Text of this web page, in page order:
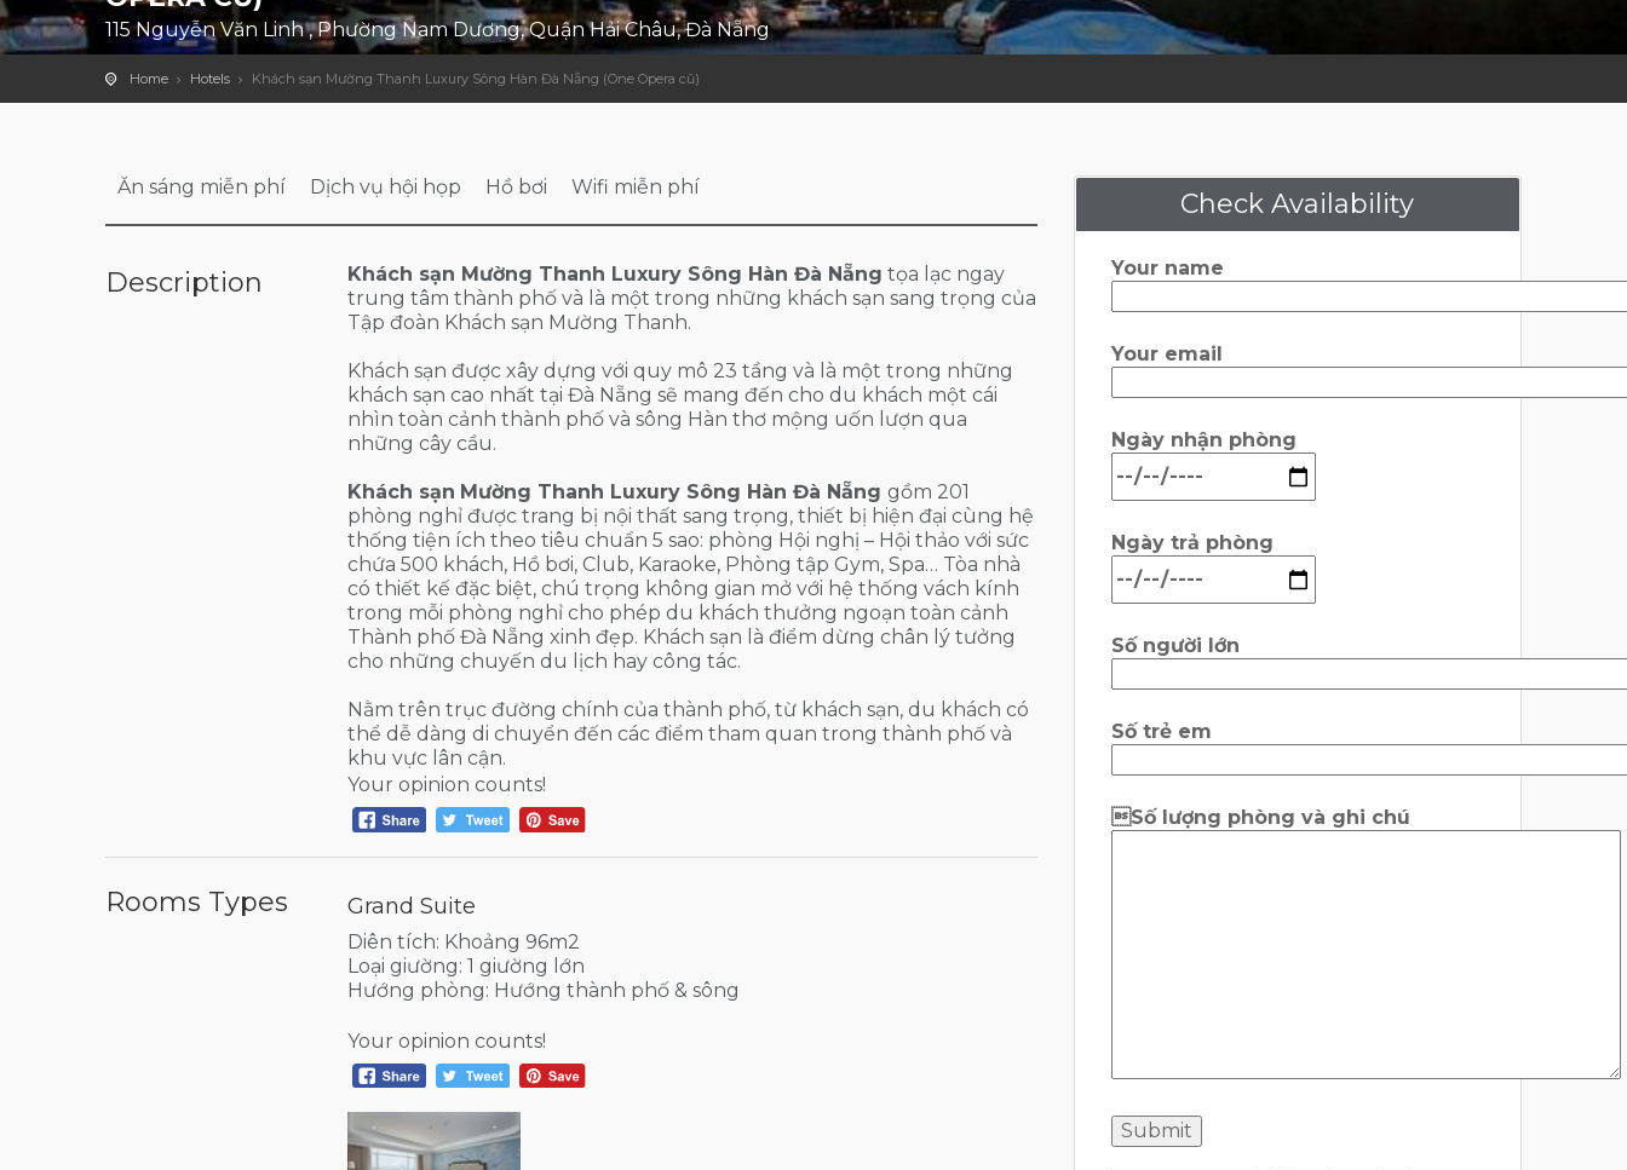
115 Nguyễn Văn Linh , Phường Nam Dương, Quận Hải Châu, Đà Nẵng
Home Hotels Khách sạn Mường Thanh Luxury Sông Hàn Đà Nẵng (One Opera cũ)
Ăn sáng miễn phí Dịch vụ hội họp Hồ bơi Wifi miễn phí
Description Khách sạn Mường Thanh Luxury Sông Hàn Đà Nẵng tọa lạc ngay
trung tâm thành phố và là một trong những khách sạn sang trọng của
Tập đoàn Khách sạn Mường Thanh.
Khách sạn được xây dựng với quy mô 23 tầng và là một trong những
khách sạn cao nhất tại Đà Nẵng sẽ mang đến cho du khách một cái
nhìn toàn cảnh thành phố và sông Hàn thơ mộng uốn lượn qua
những cây cầu.
Khách sạn Mường Thanh Luxury Sông Hàn Đà Nẵng gồm 201
phòng nghỉ được trang bị nội thất sang trọng, thiết bị hiện đại cùng hệ
thống tiện ích theo tiêu chuẩn 5 sao: phòng Hội nghị – Hội thảo với sức
chứa 500 khách, Hồ bơi, Club, Karaoke, Phòng tập Gym, Spa… Tòa nhà
có thiết kế đặc biệt, chú trọng không gian mở với hệ thống vách kính
trong mỗi phòng nghỉ cho phép du khách thưởng ngoạn toàn cảnh
Thành phố Đà Nẵng xinh đẹp. Khách sạn là điểm dừng chân lý tưởng
cho những chuyến du lịch hay công tác.
Nằm trên trục đường chính của thành phố, từ khách sạn, du khách có
thể dễ dàng di chuyển đến các điểm tham quan trong thành phố và
khu vực lân cận.
Your opinion counts!
Rooms Types Grand Suite
Diên tích: Khoảng 96m2
Loại giường: 1 giường lớn
Hướng phòng: Hướng thành phố & sông
Your opinion counts!
Check Availability
Your name
Your email
Ngày nhận phòng
Ngày trả phòng
Số người lớn
Số trẻ em
Số lượng phòng và ghi chú